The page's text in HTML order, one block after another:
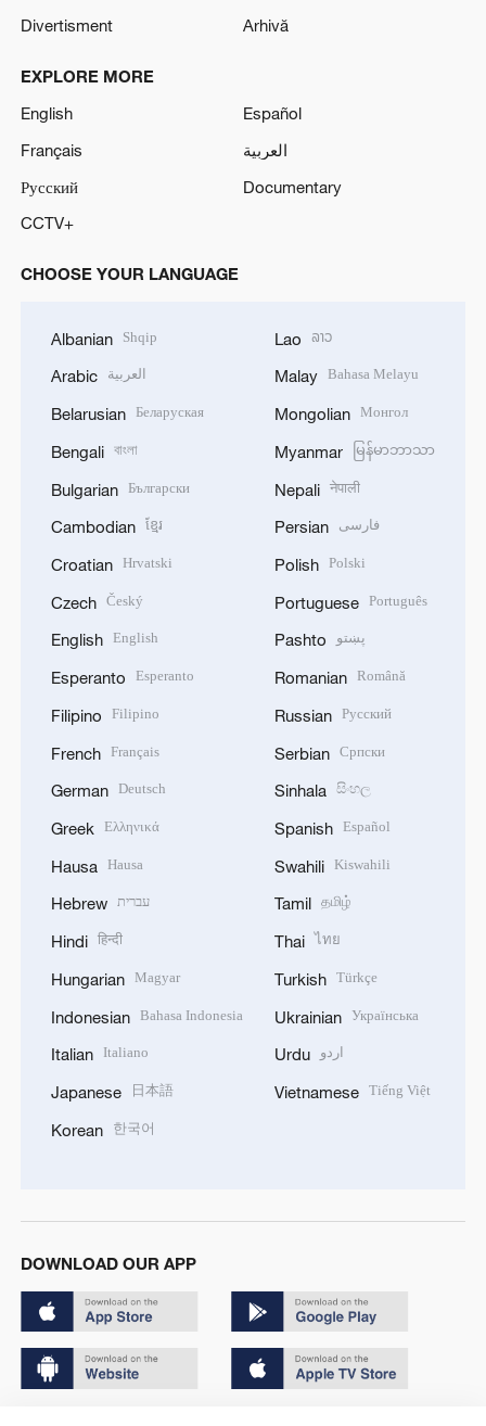
Divertisment
Arhivă
EXPLORE MORE
English
Español
Français
العربية
Русский
Documentary
CCTV+
CHOOSE YOUR LANGUAGE
Albanian Shqip
Arabic العربية
Belarusian Беларуская
Bengali বাংলা
Bulgarian Български
Cambodian ខ្មែរ
Croatian Hrvatski
Czech Český
English English
Esperanto Esperanto
Filipino Filipino
French Français
German Deutsch
Greek Ελληνικά
Hausa Hausa
Hebrew עברית
Hindi हिन्दी
Hungarian Magyar
Indonesian Bahasa Indonesia
Italian Italiano
Japanese 日本語
Korean 한국어
Lao ລາວ
Malay Bahasa Melayu
Mongolian Монгол
Myanmar မြန်မာဘာသာ
Nepali नेपाली
Persian فارسی
Polish Polski
Portuguese Português
Pashto پښتو
Romanian Română
Russian Русский
Serbian Српски
Sinhala සිංහල
Spanish Español
Swahili Kiswahili
Tamil தமிழ்
Thai ไทย
Turkish Türkçe
Ukrainian Українська
Urdu اردو
Vietnamese Tiếng Việt
DOWNLOAD OUR APP